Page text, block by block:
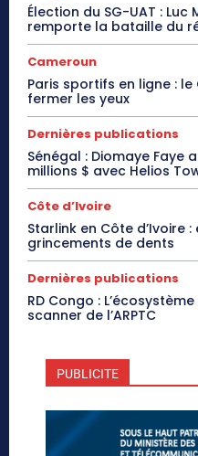
Élection du SG-UAT : Luc
remporte la bataille du
Cameroun
Paris sportifs en ligne :
fermer les yeux
Dernières publications
Sénégal : Diomaye Faye
millions $ avec Helios
Côte d’Ivoire
Starlink en Côte d’Ivoire
grincements de dents
Dernières publications
RD Congo :
scanner de l’ARPTC
PUBLICITE